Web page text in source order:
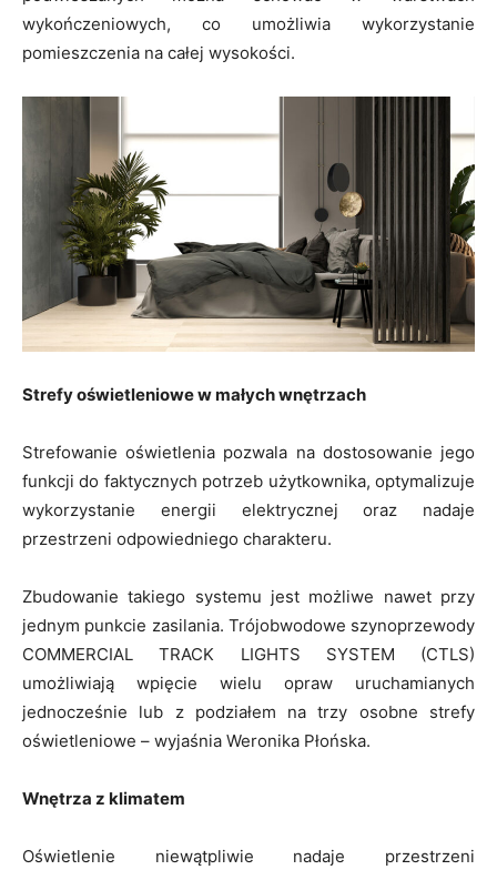
wykończeniowych, co umożliwia wykorzystanie
pomieszczenia na całej wysokości.
Strefy oświetleniowe w małych wnętrzach
Strefowanie oświetlenia pozwala na dostosowanie jego
funkcji do faktycznych potrzeb użytkownika, optymalizuje
wykorzystanie energii elektrycznej oraz nadaje
przestrzeni odpowiedniego charakteru.
Zbudowanie takiego systemu jest możliwe nawet przy
jednym punkcie zasilania. Trójobwodowe szynoprzewody
COMMERCIAL TRACK LIGHTS SYSTEM (CTLS)
umożliwiają wpięcie wielu opraw uruchamianych
jednocześnie lub z podziałem na trzy osobne strefy
oświetleniowe – wyjaśnia Weronika Płońska.
Wnętrza z klimatem
Oświetlenie niewątpliwie nadaje przestrzeni